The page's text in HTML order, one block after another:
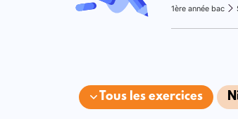
1ère année bac
Tous les exercices